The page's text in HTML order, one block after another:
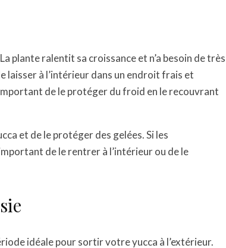
plante ralentit sa croissance et n’a besoin de très
laisser à l’intérieur dans un endroit frais et
de le protéger du froid en le recouvrant
et de le protéger des gelées. Si les
de le rentrer à l’intérieur ou de le
idéale pour sortir votre yucca à l’extérieur.